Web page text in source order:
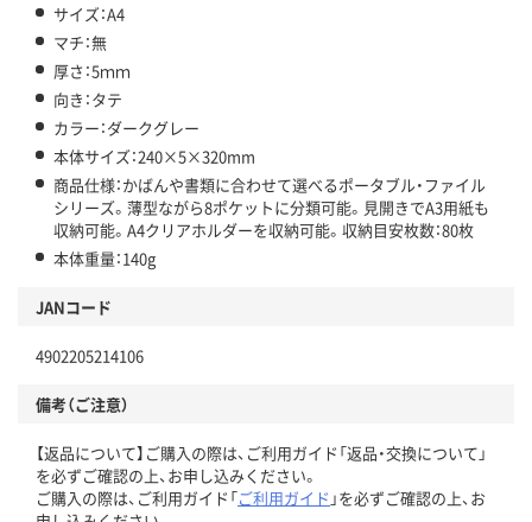
サイズ：A4
マチ：無
厚さ：5ｍｍ
向き：タテ
カラー：ダークグレー
本体サイズ：240×5×320mm
商品仕様：かばんや書類に合わせて選べるポータブル・ファイル
シリーズ。薄型ながら8ポケットに分類可能。見開きでA3用紙も
収納可能。A4クリアホルダーを収納可能。収納目安枚数：80枚
本体重量：140g
JANコード
4902205214106
備考（ご注意）
【返品について】ご購入の際は、ご利用ガイド「返品・交換について」
を必ずご確認の上、お申し込みください。
ご購入の際は、ご利用ガイド「ご利用ガイド 」を必ずご確認の上、お